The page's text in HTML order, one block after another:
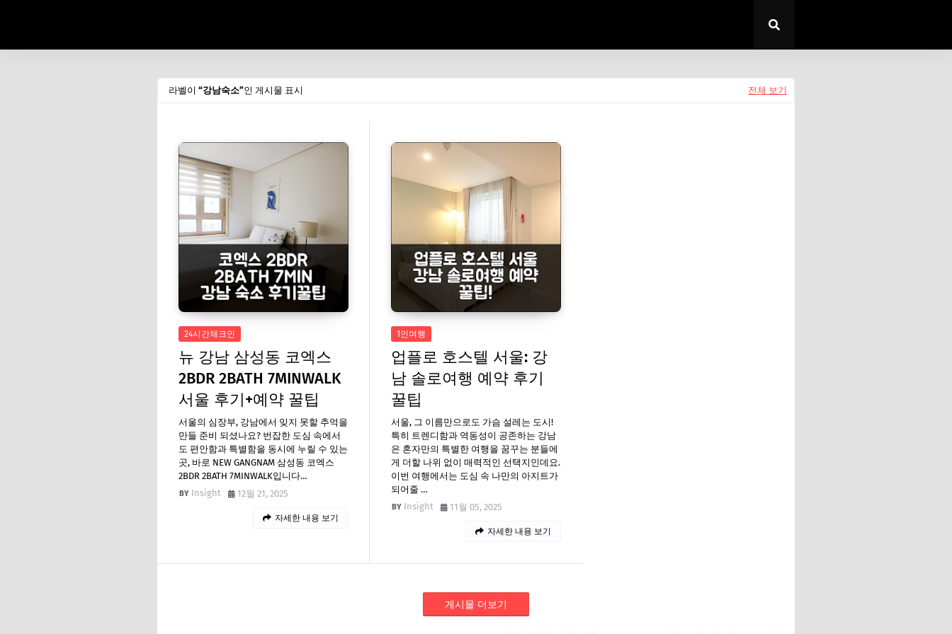
라벨이 강남숙소 인 게시물 표시 전체 보기
24시간체크인
뉴 강남 삼성동 코엑스
2BDR 2BATH 7MINWALK
서울 후기+예약 꿀팁
서울의 심장부, 강남에서 잊지 못할 추억을
만들 준비 되셨나요? 번잡한 도심 속에서
도 편안함과 특별함을 동시에 누릴 수 있는
곳, 바로 NEW GANGNAM 삼성동 코엑스
2BDR 2BATH 7MINWALK입니다…
Insight
12월 21, 2025
자세한 내용 보기
1인여행
업플로 호스텔 서울: 강
남 솔로여행 예약 후기
꿀팁
서울, 그 이름만으로도 가슴 설레는 도시!
특히 트렌디함과 역동성이 공존하는 강남
은 혼자만의 특별한 여행을 꿈꾸는 분들에
게 더할 나위 없이 매력적인 선택지인데요.
이번 여행에서는 도심 속 나만의 아지트가
되어줄 …
Insight
11월 05, 2025
자세한 내용 보기
게시물 더보기